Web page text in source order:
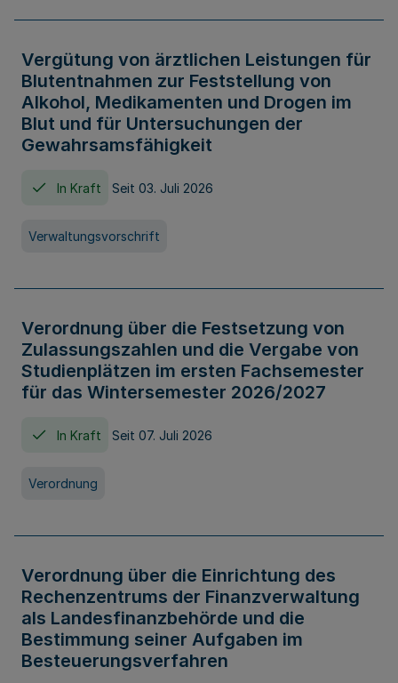
Vergütung von ärztlichen Leistungen für
Blutentnahmen zur Feststellung von
Alkohol, Medikamenten und Drogen im
Blut und für Untersuchungen der
Gewahrsamsfähigkeit
In Kraft Seit 03. Juli 2026
Verwaltungsvorschrift
Verordnung über die Festsetzung von
Zulassungszahlen und die Vergabe von
Studienplätzen im ersten Fachsemester
für das Wintersemester 2026/2027
In Kraft Seit 07. Juli 2026
Verordnung
Verordnung über die Einrichtung des
Rechenzentrums der Finanzverwaltung
als Landesfinanzbehörde und die
Bestimmung seiner Aufgaben im
Besteuerungsverfahren